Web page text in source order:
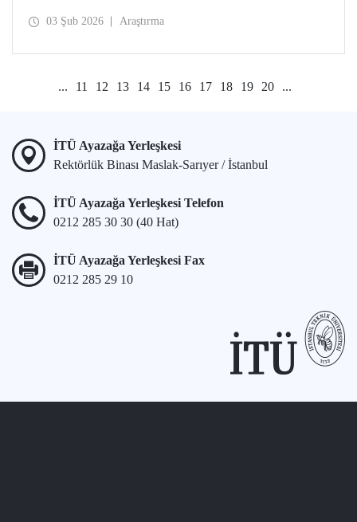
üniversite - sanayi iş birliği kapsamında yürütülen
03 Şub 2026 Araştırma
... 11 12 13 14 15 16 17 18 19 20 ...
İTÜ Ayazağa Yerleşkesi
Rektörlük Binası Maslak-Sarıyer / İstanbul
İTÜ Ayazağa Yerleşkesi Telefon
0212 285 30 30 (40 Hat)
İTÜ Ayazağa Yerleşkesi Fax
0212 285 29 10